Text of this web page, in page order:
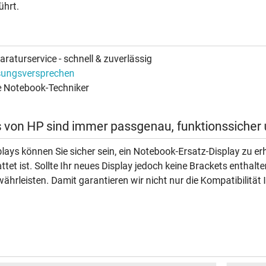
- schnell & zuverlässig
Techniker
von HP sind immer passgenau,
können Sie sicher sein, ein Notebook-Ersatz-Display zu
ist. Sollte Ihr neues Display jedoch keine Brackets
Damit garantieren wir nicht nur die